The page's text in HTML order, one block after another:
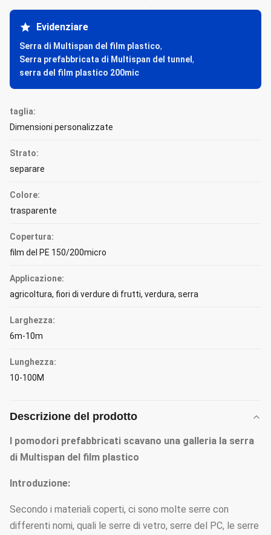
Evidenziare
Serra di Multispan del film plastico,
Serra prefabbricata di Multispan del tunnel ,
serra del film plastico 200mic
taglia:
Dimensioni personalizzate
Strato:
separare
Colore:
trasparente
Copertura:
film del PE 150/200micro
Applicazione:
agricoltura, fiori di verdure di frutti, verdura, serra
Larghezza:
6m-10m
Lunghezza:
10-100M
Descrizione del prodotto
I pomodori prefabbricati scavano una galleria la serra
di Multispan del film plastico
Introduzione:
Secondo i materiali coperti, ci sono molte serre con
differenti nomi, quali le serre di vetro, serre del PC, le serre